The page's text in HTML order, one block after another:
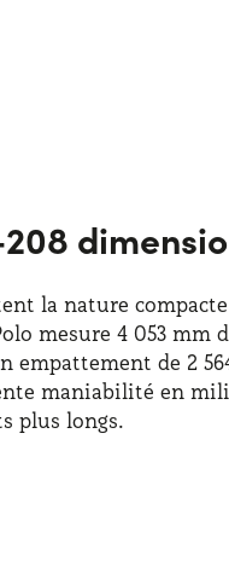
La citadine du
la nature
mesure 4 053 mm
empattement de 2
maniabilité en
plus longs.